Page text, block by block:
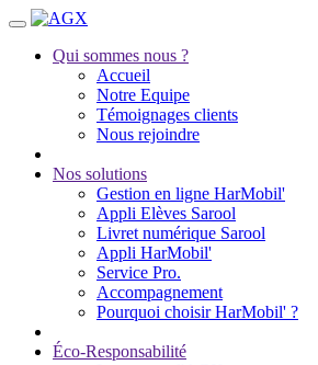
Qui sommes nous ?
Accueil
Notre Equipe
Témoignages clients
Nous rejoindre
Nos solutions
Gestion en ligne HarMobil'
Appli Elèves Sarool
Livret numérique Sarool
Appli HarMobil'
Service Pro.
Accompagnement
Pourquoi choisir HarMobil' ?
Éco-Responsabilité